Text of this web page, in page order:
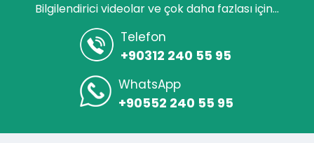
Bilgilendirici videolar ve çok daha fazlası için...
Telefon
+90312 240 55 95
WhatsApp
+90552 240 55 95